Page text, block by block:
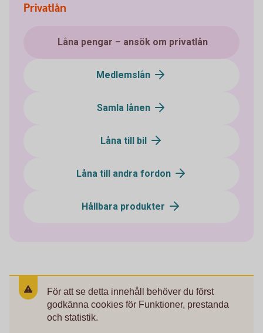
Privatlån
Låna pengar – ansök om privatlån
Medlemslån
Samla lånen
Låna till bil
Låna till andra fordon
Hållbara produkter
För att se detta innehåll behöver du först
godkänna cookies för Funktioner, prestanda
och statistik.